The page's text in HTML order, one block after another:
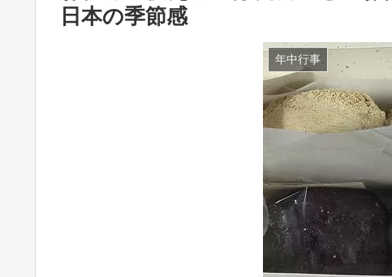
日本の季節感
年中行事